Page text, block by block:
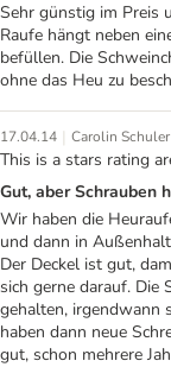
Sehr günstig im Preis
Raufe hängt neben
befüllen. Die
ohne das Heu zu
17.04.14 | Carolin Schuler
This is a stars rating
Gut, aber Schrauben
Wir haben die
und dann in
Der Deckel ist gut,
sich gerne darauf. Die
gehalten, irgendwann
haben dann neue
gut, schon mehrere